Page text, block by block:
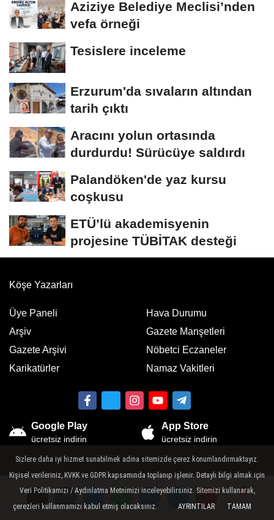
Yorumlar
Yorumlar
Aziziye Belediye Meclisi’nden
vefa örneği
Tesislere inceleme
Erzurum'da sıvaların altından
tarih çıktı
Aracını yolun ortasında
durdurdu! Sürücüye saldırdı
Palandöken'de yaz kursu
coşkusu
ETÜ’lü akademisyenin
projesine TÜBİTAK desteği
Köşe Yazarları
Üye Paneli
Arşiv
Gazete Arşivi
Karikatürler
Hava Durumu
Gazete Manşetleri
Nöbetci Eczaneler
Namaz Vakitleri
Google Play
ücretsiz indirin
App Store
ücretsiz indirin
Künye İletişim Gizlilik Politikası
Sizlere daha iyi hizmet sunabilmek adına sitemizde çerez konumlandırmaktayız.
Kişisel verileriniz, KVKK ve GDPR kapsamında toplanıp işlenir. Detaylı bilgi almak için
Veri Politikamızı / Aydınlatma Metnimizi inceleyebilirsiniz. Sitemizi kullanarak,
çerezleri kullanmamızı kabul etmiş olacaksınız.
AYRINTILAR TAMAM